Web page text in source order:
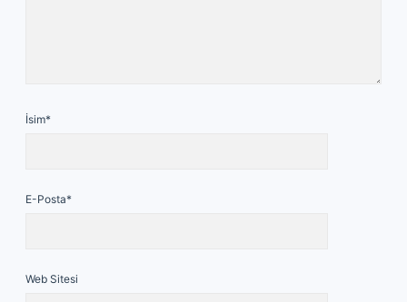
İsim*
E-Posta*
Web Sitesi